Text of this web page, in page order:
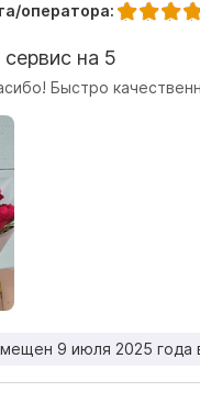
оператора:
на 5
Быстро
9 июля 2025 года